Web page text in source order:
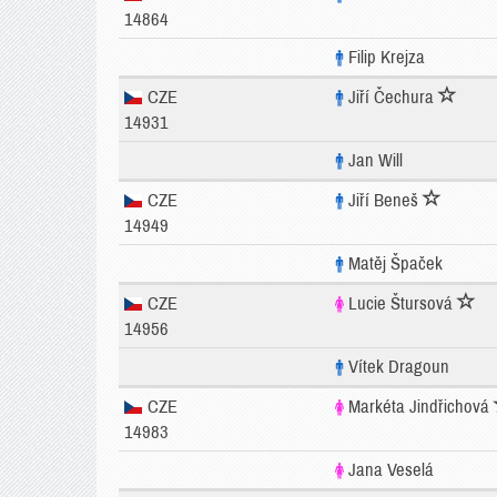
14864
Filip Krejza
CZE
14931
Jiří Čechura
Jan Will
CZE
14949
Jiří Beneš
Matěj Špaček
CZE
14956
Lucie Štursová
Vítek Dragoun
CZE
14983
Markéta Jindřichová
Jana Veselá